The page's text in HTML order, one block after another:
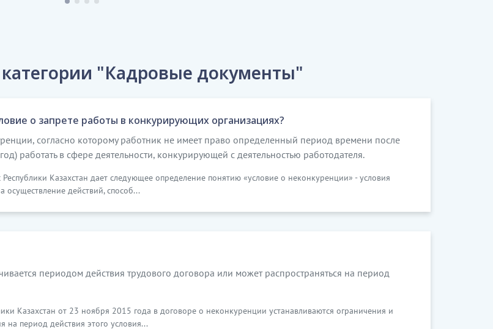
"Кадровые документы"
о запрете работы в конкурирующих организациях?
согласно которому работник не имеет право определенный период времени после
работать в сфере деятельности, конкурирующей с деятельностью работодателя.
Казахстан дает следующее определение понятию «условие о неконкуренции» - условия
действий, способ...
периодом действия трудового договора или может распространяться на период
Казахстан от 23 ноября 2015 года в договоре о неконкуренции устанавливаются ограничения и
на период действия этого условия...